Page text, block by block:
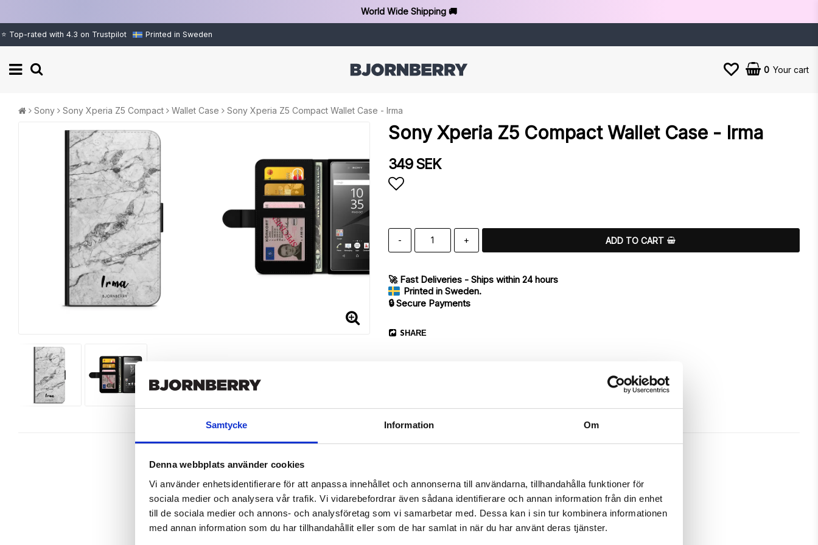
Samtycke Information Om
Denna webbplats använder cookies
Vi använder enhetsidentifierare för att anpassa innehållet och annonserna till användarna, tillhandahålla funktioner för
sociala medier och analysera vår trafik. Vi vidarebefordrar även sådana identifierare och annan information från din enhet
till de sociala medier och annons- och analysföretag som vi samarbetar med. Dessa kan i sin tur kombinera informationen
med annan information som du har tillhandahållit eller som de har samlat in när du har använt deras tjänster.
World Wide Shipping 🚚
⭐ Top-rated with 4.3 on Trustpilot Printed in Sweden
0 Your cart
Sony Sony Xperia Z5 Compact Wallet Case Sony Xperia Z5 Compact Wallet Case - Irma
Sony Xperia Z5 Compact Wallet Case - Irma
349 SEK
- + ADD TO CART
🚀 Fast Deliveries - Ships within 24 hours
Printed in Sweden.
🔒 Secure Payments
SHARE
Article no.: 170525
Wallet case from Bjornberry for your Sony Xperia Z5 Compact with unique “Irma”-pattern. Which gives great protection and has a
unique design.
Product details: